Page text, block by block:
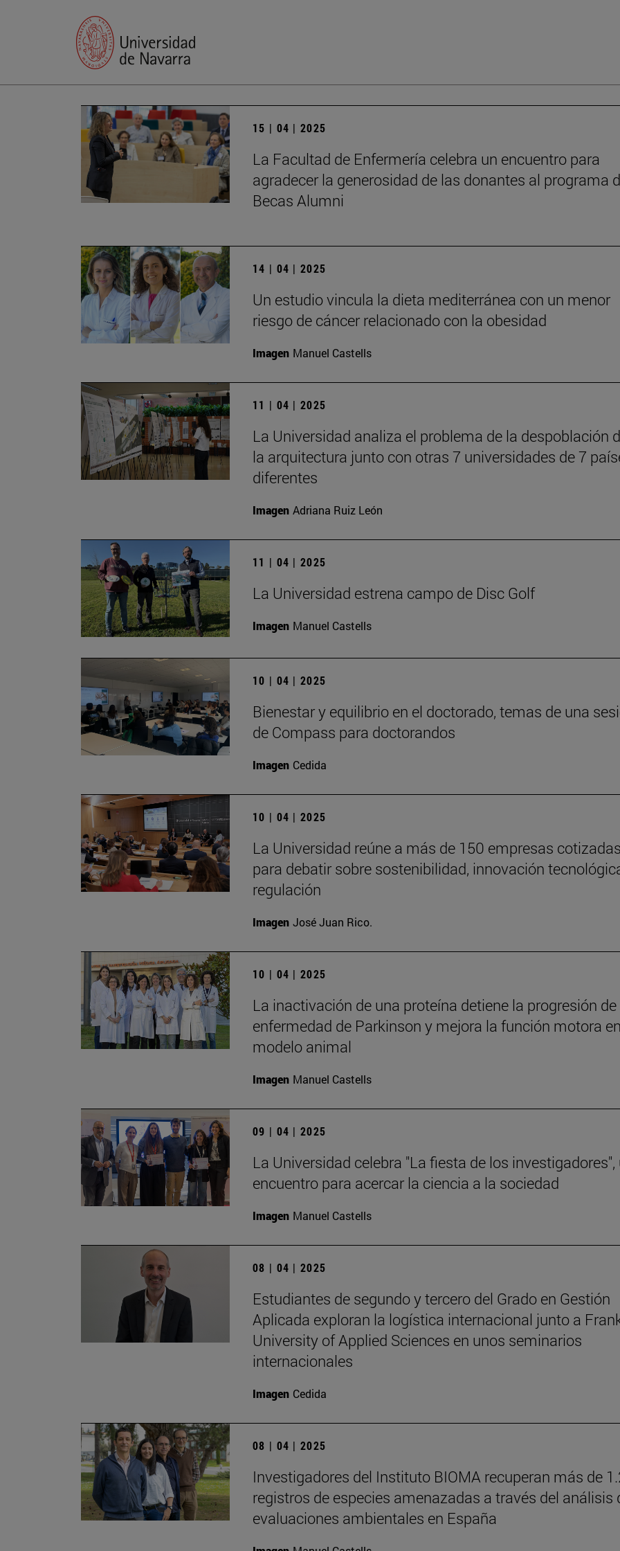
15 | 04 | 2025
La Facultad de Enfermería celebra un encuentro para
agradecer la generosidad de las donantes al programa
Becas Alumni
14 | 04 | 2025
Un estudio vincula la dieta mediterránea con un menor
riesgo de cáncer relacionado con la obesidad
Imagen Manuel Castells
11 | 04 | 2025
La Universidad analiza el problema de la despoblación
la arquitectura junto con otras 7 universidades de 7
diferentes
Imagen Adriana Ruiz León
11 | 04 | 2025
La Universidad estrena campo de Disc Golf
Imagen Manuel Castells
10 | 04 | 2025
Bienestar y equilibrio en el doctorado, temas de una
de Compass para doctorandos
Imagen Cedida
10 | 04 | 2025
La Universidad reúne a más de 150 empresas cotizadas
para debatir sobre sostenibilidad, innovación
regulación
Imagen José Juan Rico.
10 | 04 | 2025
La inactivación de una proteína detiene la progresión de
enfermedad de Parkinson y mejora la función motora
modelo animal
Imagen Manuel Castells
09 | 04 | 2025
La Universidad celebra "La fiesta de los investigadores",
encuentro para acercar la ciencia a la sociedad
Imagen Manuel Castells
08 | 04 | 2025
Estudiantes de segundo y tercero del Grado en Gestión
Aplicada exploran la logística internacional junto a
University of Applied Sciences en unos seminarios
internacionales
Imagen Cedida
08 | 04 | 2025
Investigadores del Instituto BIOMA recuperan más de
registros de especies amenazadas a través del análisis
evaluaciones ambientales en España